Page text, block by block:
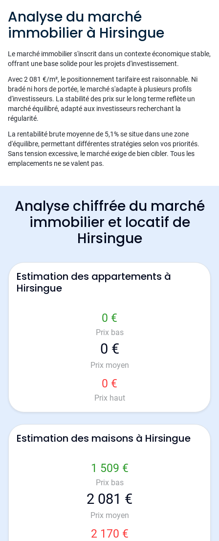
Analyse du marché
immobilier à Hirsingue
Le marché immobilier s'inscrit dans un contexte économique stable,
offrant une base solide pour les projets d'investissement.
Avec 2 081 €/m², le positionnement tarifaire est raisonnable. Ni
bradé ni hors de portée, le marché s'adapte à plusieurs profils
d'investisseurs. La stabilité des prix sur le long terme reflète un
marché équilibré, adapté aux investisseurs recherchant la
régularité.
La rentabilité brute moyenne de 5,1% se situe dans une zone
d'équilibre, permettant différentes stratégies selon vos priorités.
Sans tension excessive, le marché exige de bien cibler. Tous les
emplacements ne se valent pas.
Analyse chiffrée du marché
immobilier et locatif de
Hirsingue
Estimation des appartements à
Hirsingue
0 €
Prix bas
0 €
Prix moyen
0 €
Prix haut
Estimation des maisons à Hirsingue
1 509 €
Prix bas
2 081 €
Prix moyen
2 170 €